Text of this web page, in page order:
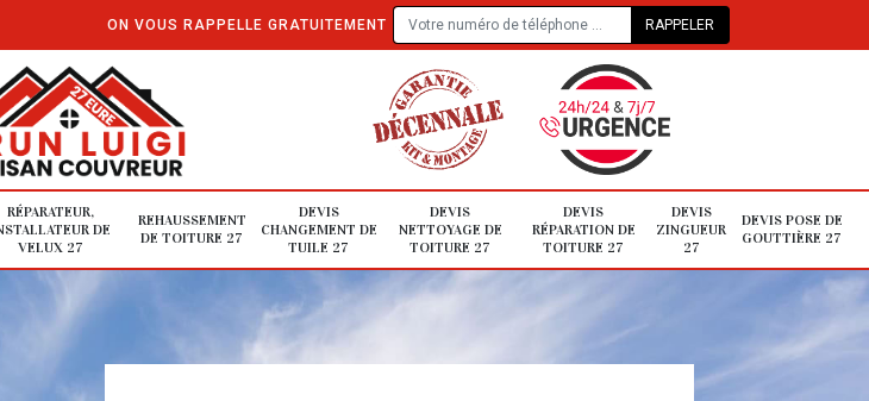
ON VOUS RAPPELLE GRATUITEMENT
RÉPARATEUR,
DE
VELUX 27
REHAUSSEMENT
DE TOITURE 27
DEVIS
CHANGEMENT DE
TUILE 27
DEVIS
NETTOYAGE DE
TOITURE 27
DEVIS
RÉPARATION DE
TOITURE 27
DEVIS
ZINGUEUR
27
DEVIS POSE DE
GOUTTIÈRE 27